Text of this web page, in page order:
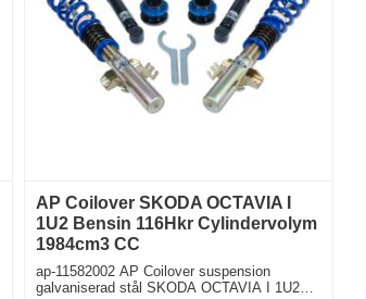
AP Coilover SKODA OCTAVIA I
1U2 Bensin 116Hkr Cylindervolym
1984cm3 CC
ap-11582002 AP Coilover suspension
galvaniserad stål SKODA OCTAVIA I 1U2